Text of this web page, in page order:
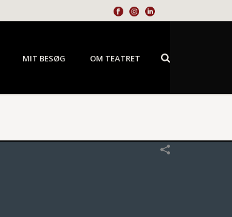
MIT BESØG OM TEATRET